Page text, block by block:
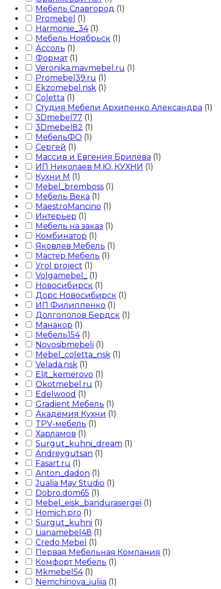
Мебель Славгород (1)
Promebel (1)
Harmonie_34 (1)
Мебель Ноябрьск (1)
Ассоль (1)
Формат (1)
Veronika.mavmebel.ru (1)
Promebel39.ru (1)
Ekzomebel.nsk (1)
Сoletta (1)
Студия Мебели Архипенко Александра (1)
3Dmebel77 (1)
3Dmebel82 (1)
МебельФО (1)
Сергей (1)
Массив и Евгения Брилёва (1)
ИП Николаев М.Ю. КУХНИ (1)
Кухни М (1)
Mebel_bremboss (1)
Мебель Века (1)
MaestroMancino (1)
Интерьер (1)
Мебель на заказ (1)
Комбинатор (1)
Яковлев Мебель (1)
Мастер Мебель (1)
Угоl project (1)
Volgamebel_
(1)
Новосибирск (1)
Дорс Новосибирск (1)
ИП Филиппенко (1)
Долгополов Бердск (1)
Манакор (1)
Мебель154 (1)
Novosibmebeli (1)
Mebel_coletta_nsk (1)
Velada.nsk (1)
Elit_kemerovo (1)
Okotmebel.ru (1)
Edelwood (1)
Gradient Мебель (1)
Академия Кухни (1)
TPV-мебель (1)
Харламов (1)
Surgut_kuhni_dream (1)
Andreygutsan (1)
Fasart.ru (1)
Anton_dadon (1)
Jualia May Studio (1)
Dobro.dom65 (1)
Mebel_eisk_bandurasergei (1)
Homich.pro (1)
Surgut_kuhni (1)
Lianamebel48 (1)
Credo Mebel (1)
Первая Мебельная Компания (1)
Комфорт Мебель (1)
Mkmebel54 (1)
Nemchinova_iuliia (1)